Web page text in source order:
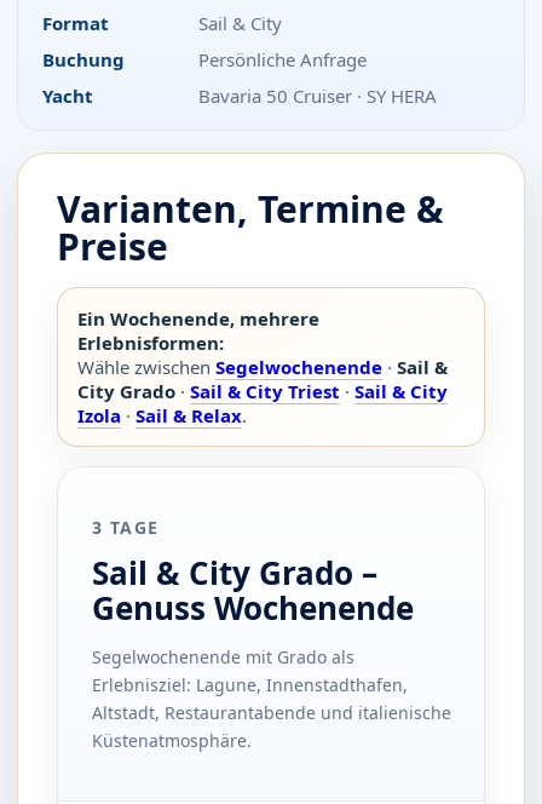
Format
Sail & City
Buchung
Persönliche Anfrage
Yacht
Bavaria 50 Cruiser · SY HERA
Varianten, Termine &
Preise
Ein Wochenende, mehrere
Erlebnisformen:
Wähle zwischen Segelwochenende · Sail &
City Grado · Sail & City Triest · Sail & City
Izola · Sail & Relax.
3 TAGE
Sail & City Grado –
Genuss Wochenende
Segelwochenende mit Grado als
Erlebnisziel: Lagune, Innenstadthafen,
Altstadt, Restaurantabende und italienische
Küstenatmosphäre.